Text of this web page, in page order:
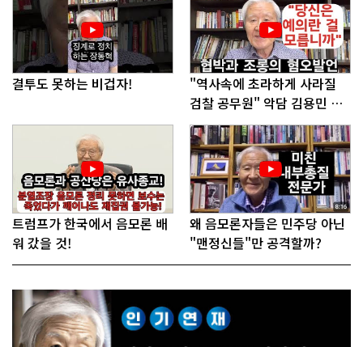
결투도 못하는 비겁자!
"역사속에 초라하게 사라질
검찰 공무원" 악담 김용민 의
원에게!
트럼프가 한국에서 음모론 배
워 갔을 것!
왜 음모론자들은 민주당 아닌
"맨정신들"만 공격할까?